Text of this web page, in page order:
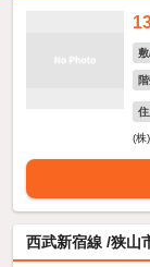
(株
西武新宿線 /狭山